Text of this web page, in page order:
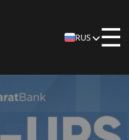
RUS ☰